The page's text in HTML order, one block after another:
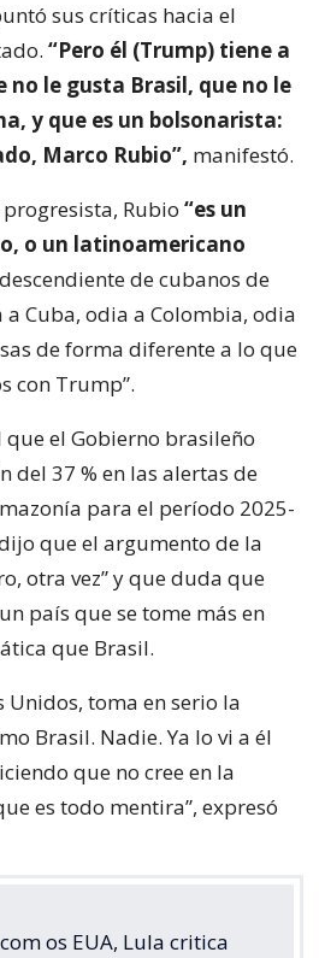
sus críticas hacia el
“Pero él (Trump) tiene a
no le gusta Brasil, que no le
y que es un bolsonarista:
Marco Rubio”, manifestó.
Rubio “es un
o un latinoamericano
de cubanos de
Cuba, odia a Colombia, odia
de forma diferente a lo que
con Trump”.
que el Gobierno brasileño
del 37 % en las alertas de
para el período 2025-
que el argumento de la
otra vez” y que duda que
país que se tome más en
que Brasil.
Unidos, toma en serio la
Brasil. Nadie. Ya lo vi a él
que no cree en la
es todo mentira”, expresó
os EUA, Lula critica